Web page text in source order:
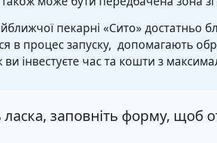
пекарні «Сито» достатньо
в процес запуску, допомагають
інвестуєте час та кошти з
ласка, заповніть форму, щоб